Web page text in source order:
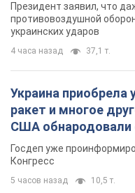
Президент заявил, что
противовоздушной
украинских ударов
4 часа назад 37,1 т.
Украина приобрела
ракет и многое
США обнародовали
Госдеп уже
Конгресс
5 часов назад 10,5 т.